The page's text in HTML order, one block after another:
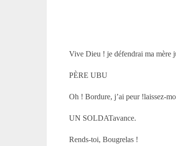
Vive Dieu ! je défendrai ma mère
PÈRE UBU
Oh ! Bordure, j’ai peur !laissez-
UN SOLDATavance.
Rends-toi, Bougrelas !